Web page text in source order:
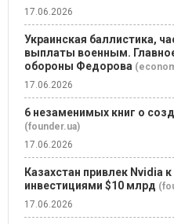
17.06.2026
Украинская баллистика,
выплаты военным.
обороны Федорова
17.06.2026
6 незаменимых книг о
(founder.ua)
17.06.2026
Казахстан привлек Nvidia
инвестициями $10 млрд
17.06.2026